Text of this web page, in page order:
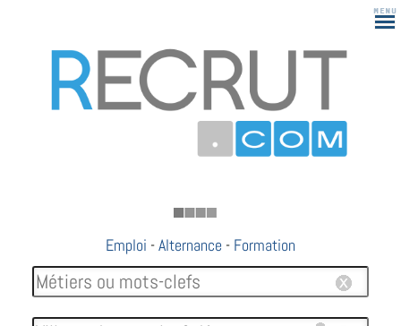
183
Emploi -Alternance - Formation